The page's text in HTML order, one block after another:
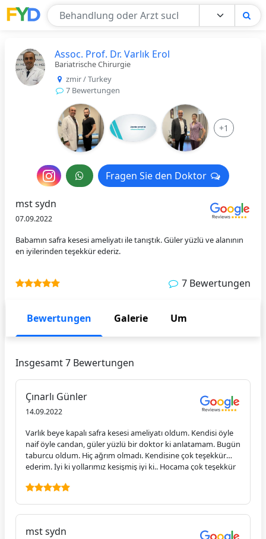
Find Your Doctor
Assoc. Prof. Dr. Varlık Erol
Bariatrische Chirurgie
zmir / Turkey
7 Bewertungen
+1
Nachricht
Arzt
Fragen Sie den Doktor
Fragen Sie den Doktor
mst sydn
07.09.2022
Babamın safra kesesi ameliyatı ile tanıştık. Güler yüzlü ve alanının
en iyilerinden teşekkür ederiz.
7 Bewertungen
Bewertungen Galerie Um
Insgesamt 7 Bewertungen
Çınarlı Günler
14.09.2022
Varlık beye kapalı safra kesesi ameliyatı oldum. Kendisi öyle
naif öyle candan, güler yüzlü bir doktor ki anlatamam. Bugün
taburcu oldum. Hiç ağrım olmadı. Kendisine çok teşekkür
ederim. İyi ki yollarımız kesişmiş iyi ki.. Hocama çok teşekkür
mst sydn